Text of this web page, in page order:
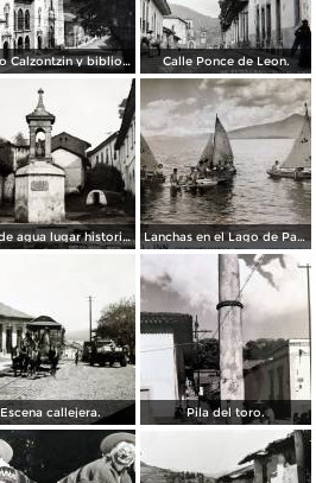
Teatro Calzontzin y biblioteca publica. Calle Ponce de Leon.
Caja de agua lugar historico. Lanchas en el Lago de Patzcuaro.
Escena callejera. Pila del toro.